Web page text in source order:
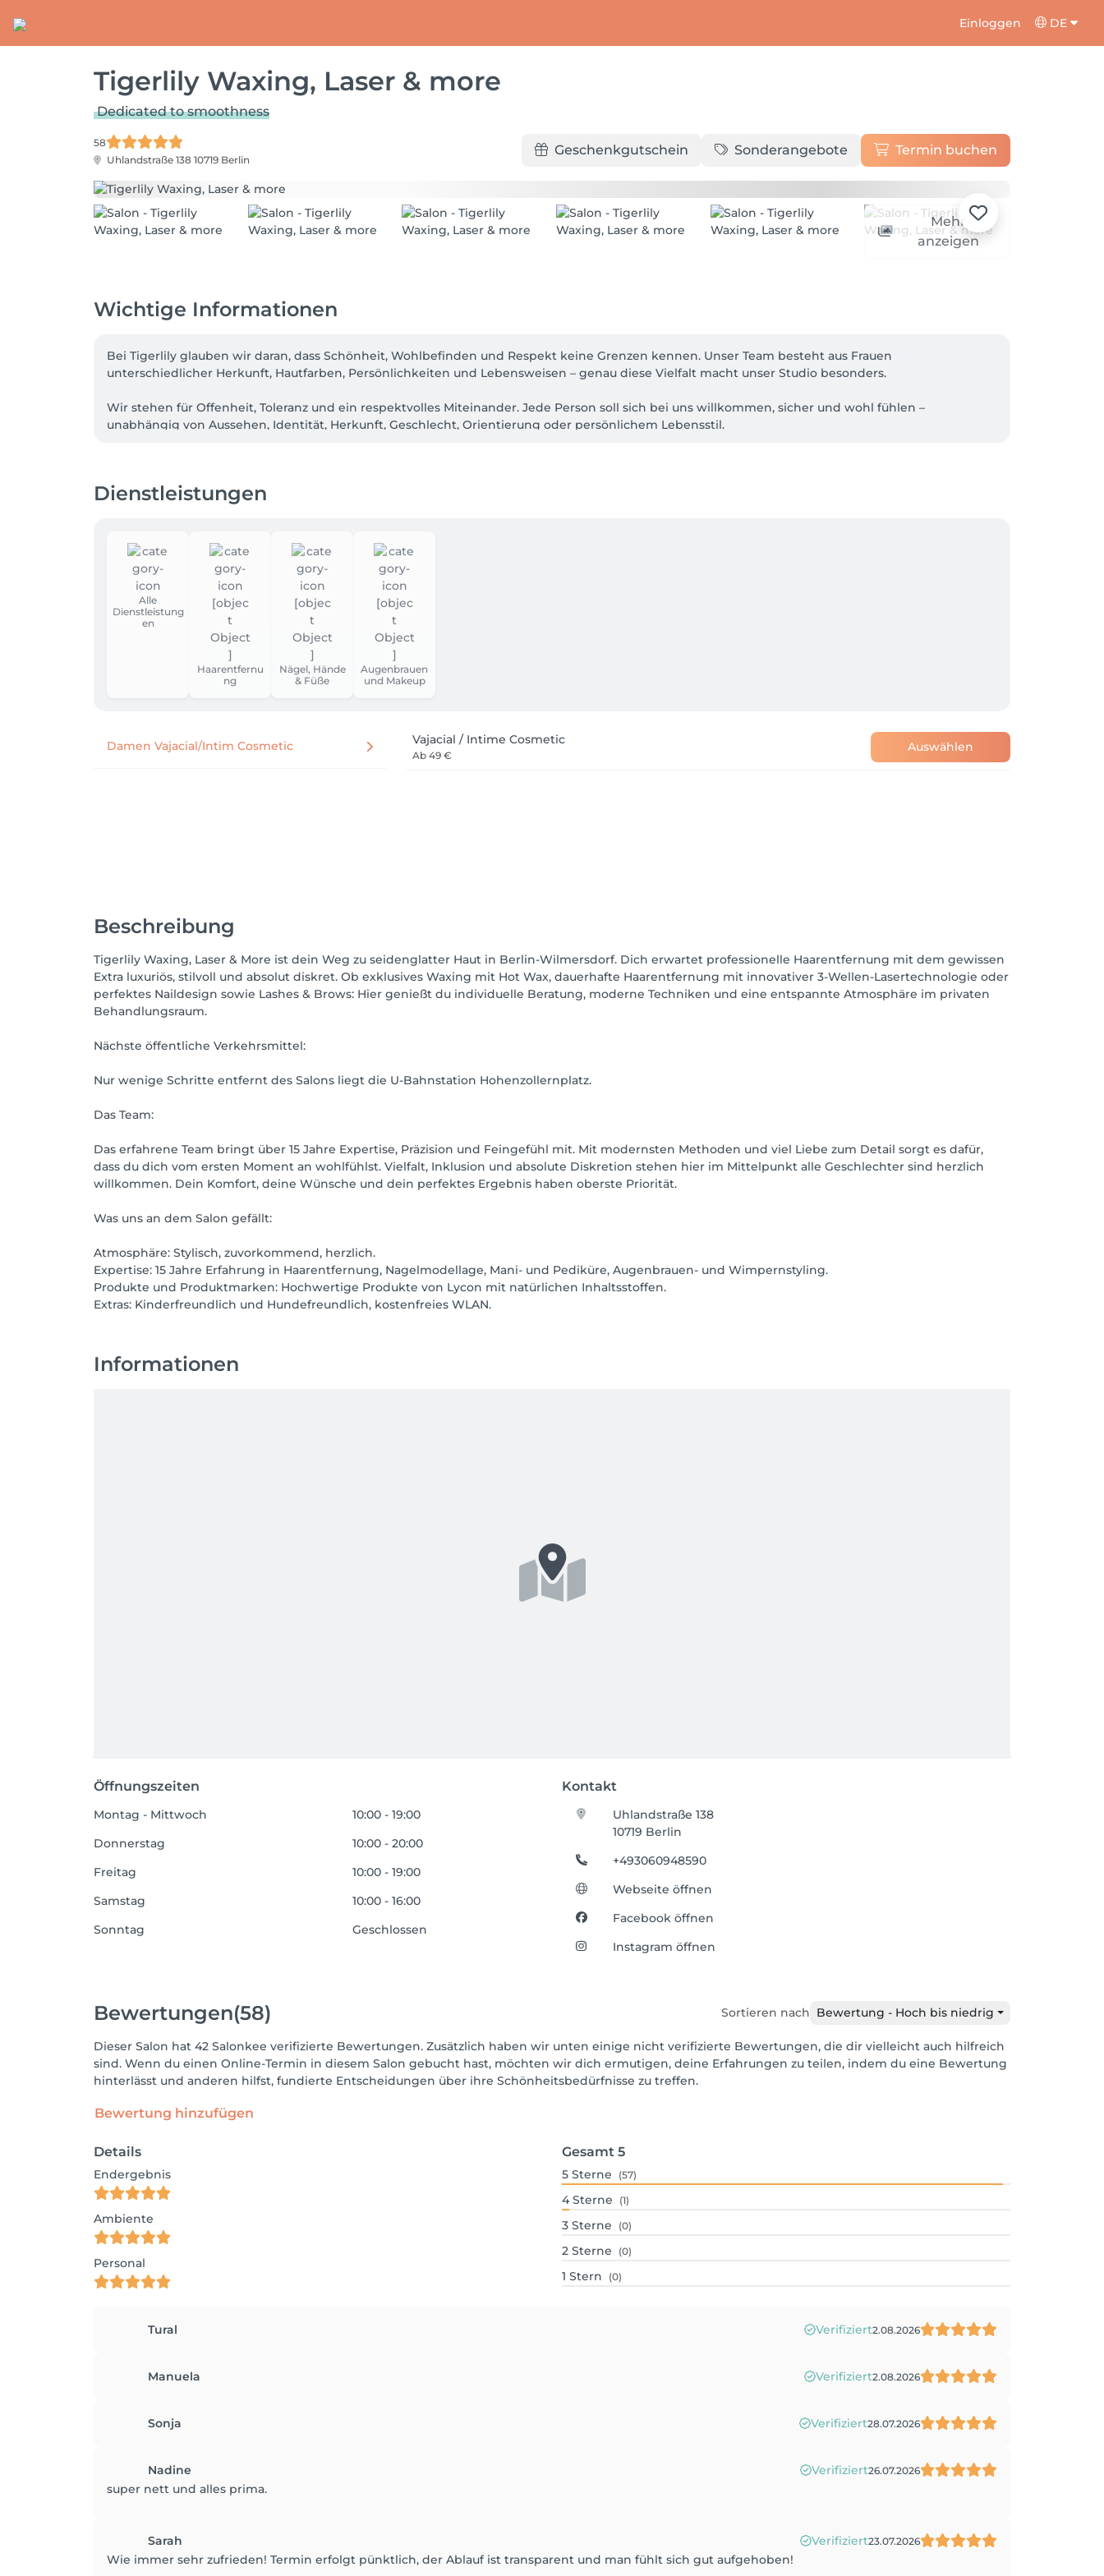
Einloggen DE
Tigerlily Waxing, Laser & more
Dedicated to smoothness
58
Uhlandstraße 138 10719 Berlin
Geschenkgutschein Sonderangebote Termin buchen
Mehr
anzeigen
Wichtige Informationen
Bei Tigerlily glauben wir daran, dass Schönheit, Wohlbefinden und Respekt keine Grenzen kennen. Unser Team besteht aus Frauen
unterschiedlicher Herkunft, Hautfarben, Persönlichkeiten und Lebensweisen – genau diese Vielfalt macht unser Studio besonders.
Wir stehen für Offenheit, Toleranz und ein respektvolles Miteinander. Jede Person soll sich bei uns willkommen, sicher und wohl fühlen –
unabhängig von Aussehen, Identität, Herkunft, Geschlecht, Orientierung oder persönlichem Lebensstil.
Dienstleistungen
Alle
Dienstleistung
en
Haarentfernu
ng
Nägel, Hände
& Füße
Augenbrauen
und Makeup
Damen Vajacial/Intim Cosmetic Vajacial / Intime Cosmetic
Ab 49 €
Auswählen
Beschreibung
Tigerlily Waxing, Laser & More ist dein Weg zu seidenglatter Haut in Berlin-Wilmersdorf. Dich erwartet professionelle Haarentfernung mit dem gewissen
Extra luxuriös, stilvoll und absolut diskret. Ob exklusives Waxing mit Hot Wax, dauerhafte Haarentfernung mit innovativer 3-Wellen-Lasertechnologie oder
perfektes Naildesign sowie Lashes & Brows: Hier genießt du individuelle Beratung, moderne Techniken und eine entspannte Atmosphäre im privaten
Behandlungsraum.
Nächste öffentliche Verkehrsmittel:
Nur wenige Schritte entfernt des Salons liegt die U-Bahnstation Hohenzollernplatz.
Das Team:
Das erfahrene Team bringt über 15 Jahre Expertise, Präzision und Feingefühl mit. Mit modernsten Methoden und viel Liebe zum Detail sorgt es dafür,
dass du dich vom ersten Moment an wohlfühlst. Vielfalt, Inklusion und absolute Diskretion stehen hier im Mittelpunkt alle Geschlechter sind herzlich
willkommen. Dein Komfort, deine Wünsche und dein perfektes Ergebnis haben oberste Priorität.
Was uns an dem Salon gefällt:
Atmosphäre: Stylisch, zuvorkommend, herzlich.
Expertise: 15 Jahre Erfahrung in Haarentfernung, Nagelmodellage, Mani- und Pediküre, Augenbrauen- und Wimpernstyling.
Produkte und Produktmarken: Hochwertige Produkte von Lycon mit natürlichen Inhaltsstoffen.
Extras: Kinderfreundlich und Hundefreundlich, kostenfreies WLAN.
Informationen
Öffnungszeiten Kontakt
Montag - Mittwoch
10:00 - 19:00
Donnerstag
10:00 - 20:00
Freitag
10:00 - 19:00
Samstag
10:00 - 16:00
Sonntag
Geschlossen
Uhlandstraße 138
10719 Berlin
+493060948590
Webseite öffnen
Facebook öffnen
Instagram öffnen
Bewertungen(58) Sortieren nach Bewertung - Hoch bis niedrig
Dieser Salon hat 42 Salonkee verifizierte Bewertungen. Zusätzlich haben wir unten einige nicht verifizierte Bewertungen, die dir vielleicht auch hilfreich
sind. Wenn du einen Online-Termin in diesem Salon gebucht hast, möchten wir dich ermutigen, deine Erfahrungen zu teilen, indem du eine Bewertung
hinterlässt und anderen hilfst, fundierte Entscheidungen über ihre Schönheitsbedürfnisse zu treffen.
Bewertung hinzufügen
Details
Endergebnis
Ambiente
Personal
Gesamt 5
5 Sterne (57)
4 Sterne (1)
3 Sterne (0)
2 Sterne (0)
1 Stern (0)
Tural Verifiziert2.08.2026
Manuela Verifiziert2.08.2026
Sonja Verifiziert28.07.2026
Nadine Verifiziert26.07.2026
super nett und alles prima.
Sarah Verifiziert23.07.2026
Wie immer sehr zufrieden! Termin erfolgt pünktlich, der Ablauf ist transparent und man fühlt sich gut aufgehoben!